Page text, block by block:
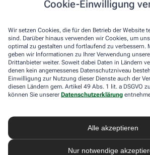
Cookie-Einwilligung
Wir setzen Cookies, die für den Betrieb der Website
sind. Darüber hinaus verwenden wir Cookies, um
optimal zu gestalten und fortlaufend zu verbessern.
geben wir Informationen zu Ihrer Verwendung
Drittanbieter weiter. Soweit dabei Daten in Ländern
denen kein angemessenes Datenschutzniveau
Einwilligung zur Nutzung dieser Dienste auch der
diesen Ländern gem. Artikel 49 Abs. 1 lit. a DSGVO
können Sie unserer Datenschutzerklärung
Alle akzeptieren
Nur notwendige
Information der Die Linden
Die Linden Apotheke
Inhaber: Die Linden Apotheke
53819 Neunkirchen-Seelscheid